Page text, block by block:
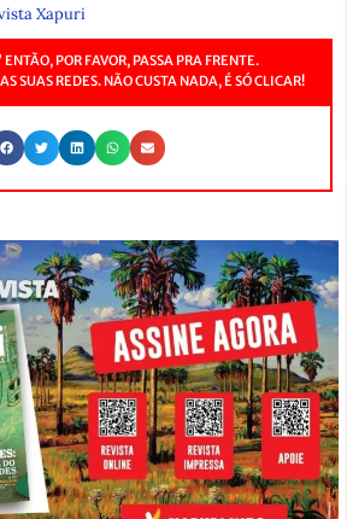
Xapuri
POR FAVOR, PASSA PRA FRENTE.
SUAS REDES. NÃO CUSTA NADA, É SÓ CLICAR!